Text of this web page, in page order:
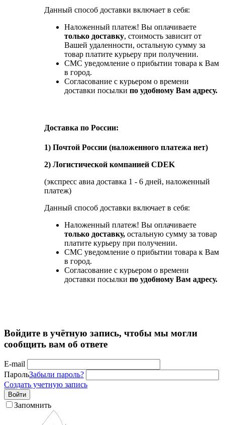
Данный способ доставки включает в себя:
Наложенный платеж! Вы оплачиваете
только доставку, стоимость зависит от
Вашей удаленности, остальную сумму за
товар платите курьеру при получении.
СМС уведомление о прибытии товара к Вам
в город.
Согласование с курьером о времени
доставки посылки по удобному Вам адресу.
Доставка по России:
1) Почтой России (наложенного платежа нет)
2) Логистической компанией CDEK
(экспресс авиа доставка 1 - 6 дней, наложенный
платеж)
Данный способ доставки включает в себя:
Наложенный платеж! Вы оплачиваете
только доставку, остальную сумму за товар
платите курьеру при получении.
СМС уведомление о прибытии товара к Вам
в город.
Согласование с курьером о времени
доставки посылки по удобному Вам адресу.
Войдите в учётную запись, чтобы мы могли
сообщить вам об ответе
E-mail
ПарольЗабыли пароль?
Создать учетную запись
Войти
Запомнить